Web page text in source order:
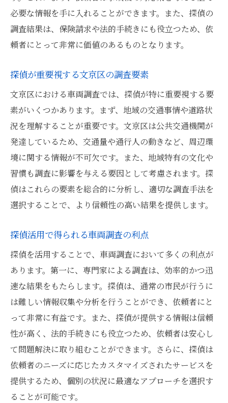
必要な情報を手に入れることができます。また、探偵の
調査結果は、保険請求や法的手続きにも役立つため、依
頼者にとって非常に価値のあるものとなります。
探偵が重要視する文京区の調査要素
文京区における車両調査では、探偵が特に重要視する要
素がいくつかあります。まず、地域の交通事情や道路状
況を理解することが重要です。文京区は公共交通機関が
発達しているため、交通量や通行人の動きなど、周辺環
境に関する情報が不可欠です。また、地域特有の文化や
習慣も調査に影響を与える要因として考慮されます。探
偵はこれらの要素を総合的に分析し、適切な調査手法を
選択することで、より信頼性の高い結果を提供します。
探偵活用で得られる車両調査の利点
探偵を活用することで、車両調査において多くの利点が
あります。第一に、専門家による調査は、効率的かつ迅
速な結果をもたらします。探偵は、通常の市民が行うに
は難しい情報収集や分析を行うことができ、依頼者にと
って非常に有益です。また、探偵が提供する情報は信頼
性が高く、法的手続きにも役立つため、依頼者は安心し
て問題解決に取り組むことができます。さらに、探偵は
依頼者のニーズに応じたカスタマイズされたサービスを
提供するため、個別の状況に最適なアプローチを選択す
ることが可能です。